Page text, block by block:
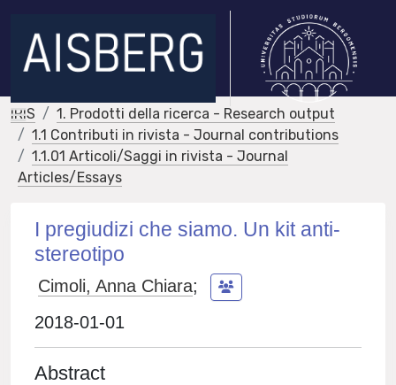
IRIS
1. Prodotti della ricerca - Research output
1.1 Contributi in rivista - Journal contributions
1.1.01 Articoli/Saggi in rivista - Journal
Articles/Essays
I pregiudizi che siamo. Un kit anti-
stereotipo
Cimoli, Anna Chiara;
2018-01-01
Abstract